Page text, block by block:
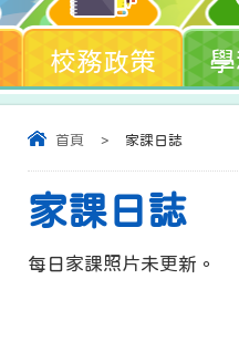
校務政策
首頁 > 家課日誌
家課日誌
每日家課照片未更新。